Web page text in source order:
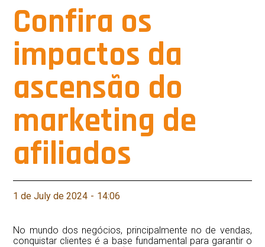
Confira os
impactos da
ascensão do
marketing de
afiliados
1 de July de 2024 - 14:06
No mundo dos negócios, principalmente no de vendas,
conquistar clientes é a base fundamental para garantir o